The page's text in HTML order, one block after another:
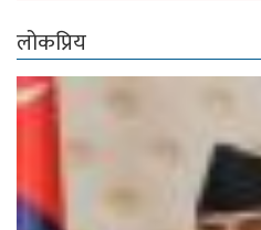
लोकप्रिय